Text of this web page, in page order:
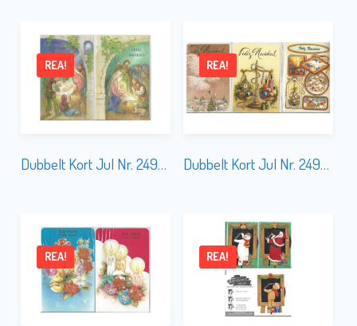
Dubbelt Kort Jul Nr. 249-1 SPANSK TEXT
REA!
Dubbelt Kort Jul Nr. 249-2 SPANSK TEXT
REA!
REA! REA!